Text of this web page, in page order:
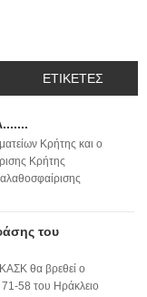
ΕΤΙΚΕΤΕΣ
Κρήτης και ο
Κρήτης
του
θα βρεθεί ο
58 του Ηράκλειο